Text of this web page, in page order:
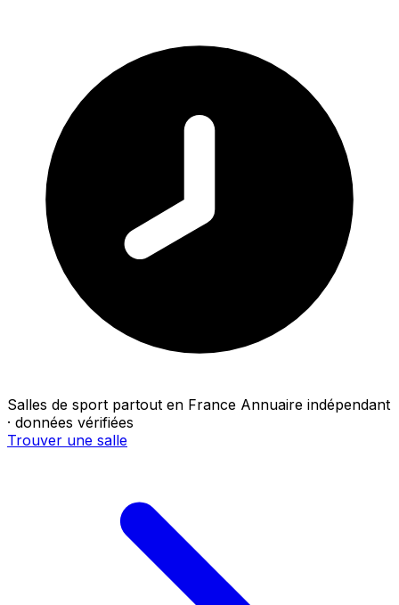
Salles de sport partout en France Annuaire indépendant
· données vérifiées
Trouver une salle